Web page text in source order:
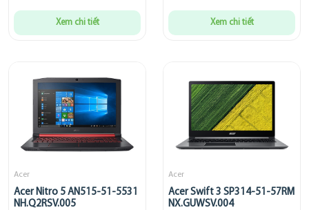
Xem chi tiết Xem chi tiết
Acer
Acer Nitro 5 AN515-51-5531
NH.Q2RSV.005
Acer
Acer Swift 3 SP314-51-57RM
NX.GUWSV.004